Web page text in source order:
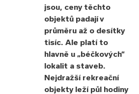
jsou, ceny těchto
objektů padají v
průměru až o desítky
tisíc. Ale platí to
hlavně u „béčkových“
lokalit a staveb.
Nejdražší rekreační
objekty leží půl hodiny